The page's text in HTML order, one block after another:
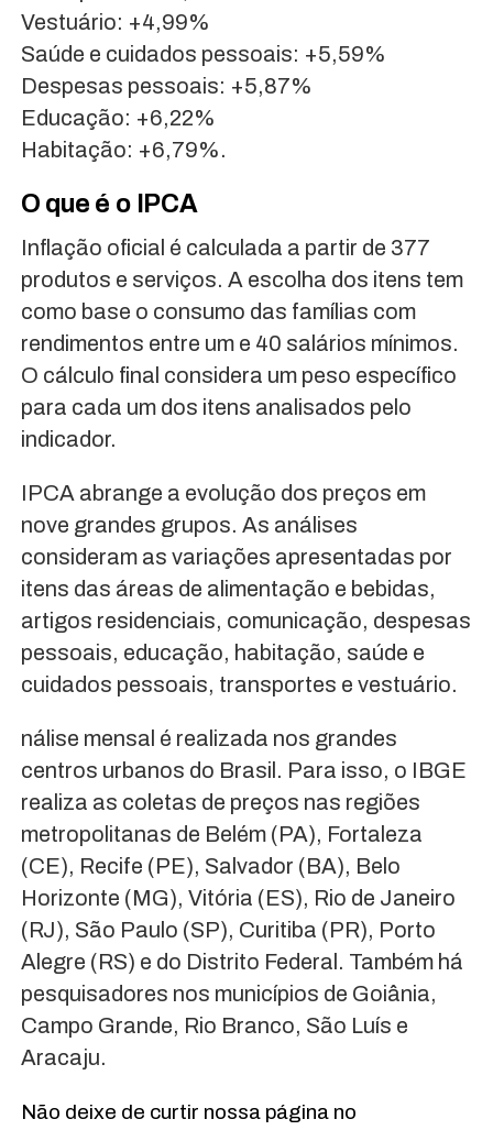
Vestuário: +4,99%
Saúde e cuidados pessoais: +5,59%
Despesas pessoais: +5,87%
Educação: +6,22%
Habitação: +6,79%.
O que é o IPCA
Inflação oficial é calculada a partir de 377
produtos e serviços. A escolha dos itens tem
como base o consumo das famílias com
rendimentos entre um e 40 salários mínimos.
O cálculo final considera um peso específico
para cada um dos itens analisados pelo
indicador.
IPCA abrange a evolução dos preços em
nove grandes grupos. As análises
consideram as variações apresentadas por
itens das áreas de alimentação e bebidas,
artigos residenciais, comunicação, despesas
pessoais, educação, habitação, saúde e
cuidados pessoais, transportes e vestuário.
nálise mensal é realizada nos grandes
centros urbanos do Brasil. Para isso, o IBGE
realiza as coletas de preços nas regiões
metropolitanas de Belém (PA), Fortaleza
(CE), Recife (PE), Salvador (BA), Belo
Horizonte (MG), Vitória (ES), Rio de Janeiro
(RJ), São Paulo (SP), Curitiba (PR), Porto
Alegre (RS) e do Distrito Federal. Também há
pesquisadores nos municípios de Goiânia,
Campo Grande, Rio Branco, São Luís e
Aracaju.
Não deixe de curtir nossa página no